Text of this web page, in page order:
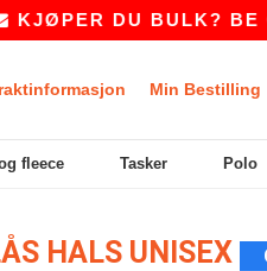
DU BULK? BE
Min Bestilling
fleece Tasker Polo
HALS UNISEX